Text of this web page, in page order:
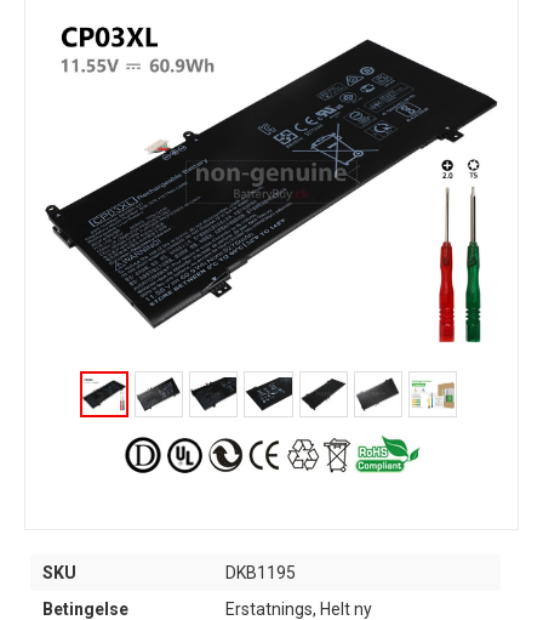
SKU
DKB1195
Betingelse
Erstatnings, Helt ny